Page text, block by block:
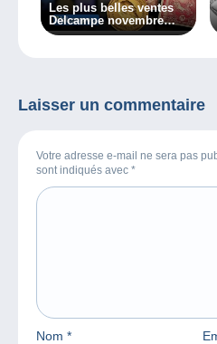
Les plus belles ventes
Delcampe novembre
2023
Laisser un commentaire
Votre adresse e-mail ne sera pas
sont indiqués avec *
Nom *